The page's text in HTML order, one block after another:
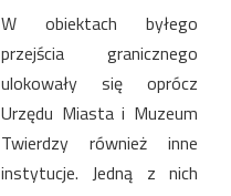
W obiektach byłego
przejścia granicznego
ulokowały się oprócz
Urzędu Miasta i Muzeum
Twierdzy również inne
instytucje. Jedną z nich